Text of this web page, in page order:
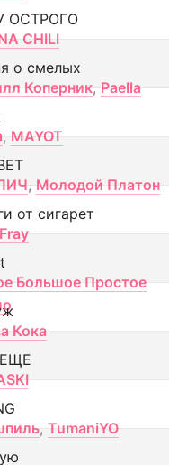
ОСТРОГО
CHILI
о смелых
Коперник, Paella
, MAYOT
, Молодой Платон
от сигарет
Большое Простое
Кока
, TumaniYO